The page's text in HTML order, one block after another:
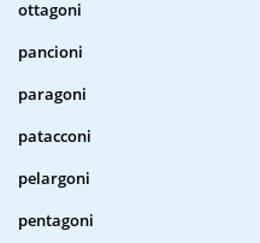
ottagoni
pancioni
paragoni
patacconi
pelargoni
pentagoni